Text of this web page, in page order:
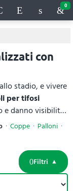
0
con
stadio, e vivere
per tifosi
e danno visibilità
bastoni
cuscini e
riciclato, EVA,
sono perfetti
trovi materiali e
Coppe
Palloni
Filtri